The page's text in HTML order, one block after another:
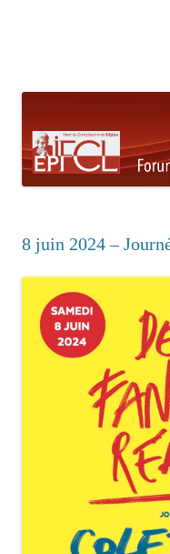
8 juin 2024 –